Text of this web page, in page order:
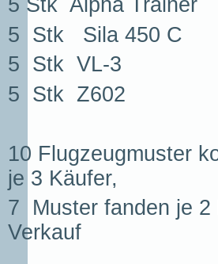
5 Stk Alpha Trainer
5 Stk Sila 450 C
5 Stk VL-3
5 Stk Z602
10 Flugzeugmuster
je 3 Käufer,
7 Muster fanden je 2
Verkauf